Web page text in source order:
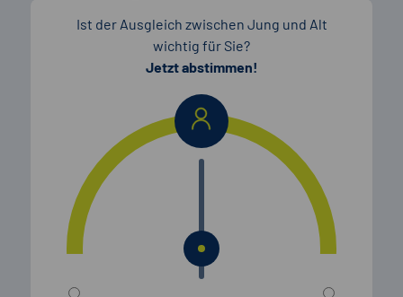
Ist der Ausgleich zwischen Jung und Alt
wichtig für Sie?
Jetzt abstimmen!